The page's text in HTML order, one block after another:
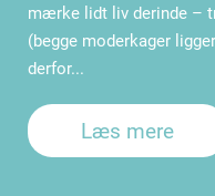
mærke lidt liv derinde –
(begge moderkager
derfor...
Læs mere